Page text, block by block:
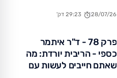
28/07/26 29:23 דק'
פרק 78 - ד"ר איתמר
כספי - הריבית יורדת: מה
שאתם חייבים לעשות עם